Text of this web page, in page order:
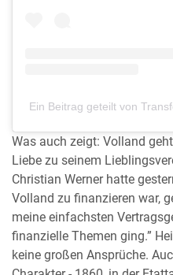
Ein Beitrag geteilt von
Was auch zeigt: Volland
Liebe zu seinem
Christian Werner hatte
Volland zu finanzieren war,
meine einfachsten
finanzielle Themen ging.”
keine großen Ansprüche.